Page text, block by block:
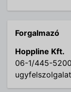
Forgalmazó
Hoppline Kft.
06-1/445-5200